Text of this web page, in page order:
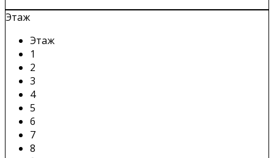
Этаж
Этаж
1
2
3
4
5
6
7
8